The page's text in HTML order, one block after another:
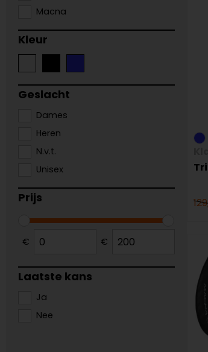
Macna
Kleur
Geslacht
Dames
Heren
N.v.t.
Unisex
Prijs
€ €
Laatste kans
Ja
Nee